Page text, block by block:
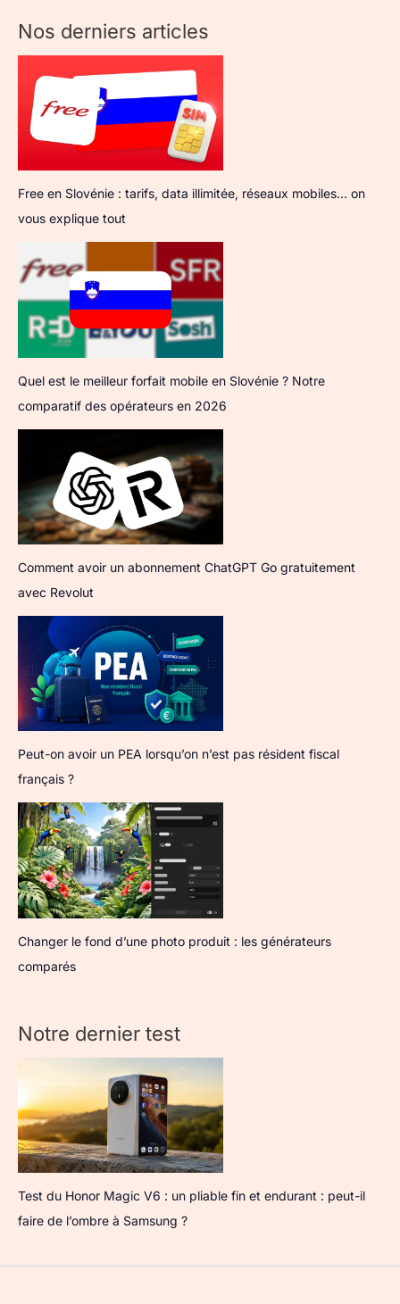
Nos derniers articles
Free en Slovénie : tarifs, data illimitée, réseaux mobiles… on
vous explique tout
Quel est le meilleur forfait mobile en Slovénie ? Notre
comparatif des opérateurs en 2026
Comment avoir un abonnement ChatGPT Go gratuitement
avec Revolut
Peut-on avoir un PEA lorsqu’on n’est pas résident fiscal
français ?
Changer le fond d’une photo produit : les générateurs
comparés
Notre dernier test
Test du Honor Magic V6 : un pliable fin et endurant : peut-il
faire de l’ombre à Samsung ?